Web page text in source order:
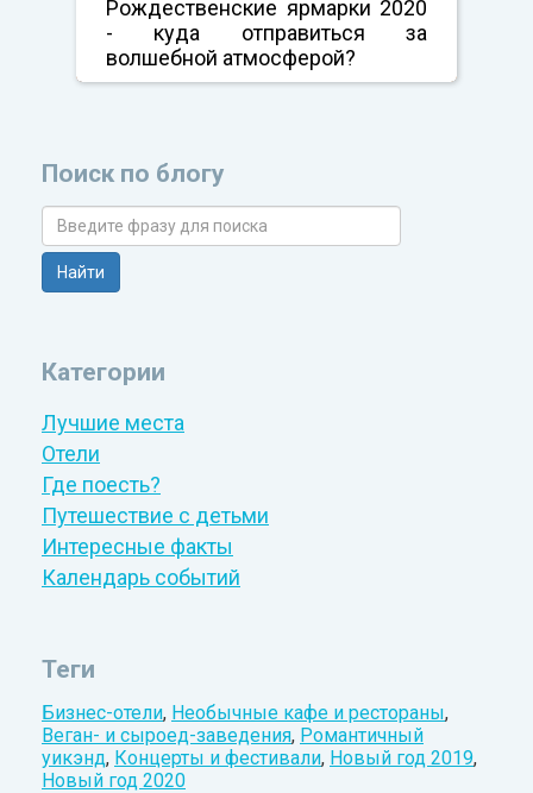
Рождественские ярмарки 2020
- куда отправиться за
волшебной атмосферой?
Поиск по блогу
Категории
Лучшие места
Отели
Где поесть?
Путешествие с детьми
Интересные факты
Календарь событий
Теги
Бизнес-отели, Необычные кафе и рестораны,
Веган- и сыроед-заведения, Романтичный
уикэнд, Концерты и фестивали, Новый год 2019,
Новый год 2020